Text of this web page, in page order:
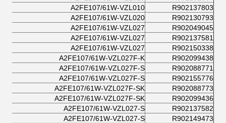
R902137803
A2FE107/61W-VZL010
R902130793
A2FE107/61W-VZL020
R902049045
A2FE107/61W-VZL027
R902137581
A2FE107/61W-VZL027
R902150338
A2FE107/61W-VZL027
R902099438
A2FE107/61W-VZL027F-K
R902088771
A2FE107/61W-VZL027F-S
R902155776
A2FE107/61W-VZL027F-S
R902088773
A2FE107/61W-VZL027F-SK
R902099436
A2FE107/61W-VZL027F-SK
R902137582
A2FE107/61W-VZL027-S
R902149473
A2FE107/61W-VZL027-S